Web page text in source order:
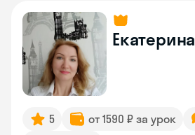
Екатерина
5 от 1590 ₽ за урок